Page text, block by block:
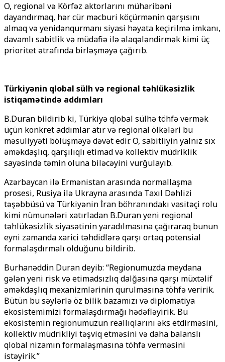
O, regional və Körfəz aktorlarını müharibəni
dayandırmaq, hər cür məcburi köçürmənin qarşısını
almaq və yenidənqurmanı siyasi həyata keçirilmə imkanı,
davamlı sabitlik və müdafiə ilə əlaqələndirmək kimi üç
prioritet ətrafında birləşməyə çağırıb.
Türkiyənin qlobal sülh və regional təhlükəsizlik
istiqamətində addımları
B.Duran bildirib ki, Türkiyə qlobal sülhə töhfə vermək
üçün konkret addımlar atır və regional ölkələri bu
məsuliyyəti bölüşməyə dəvət edir. O, sabitliyin yalnız sıx
əməkdaşlıq, qarşılıqlı etimad və kollektiv müdriklik
sayəsində təmin oluna biləcəyini vurğulayıb.
Azərbaycan ilə Ermənistan arasında normallaşma
prosesi, Rusiya ilə Ukrayna arasında Taxıl Dəhlizi
təşəbbüsü və Türkiyənin İran böhranındakı vasitəçi rolu
kimi nümunələri xatırladan B.Duran yeni regional
təhlükəsizlik siyasətinin yaradılmasına çağıraraq bunun
eyni zamanda xarici təhdidlərə qarşı ortaq potensial
formalaşdırmalı olduğunu bildirib.
Burhanəddin Duran deyib: “Regionumuzda meydana
gələn yeni risk və etimadsızlıq dalğasına qarşı müxtəlif
əməkdaşlıq mexanizmlərinin qurulmasına töhfə veririk.
Bütün bu səylərlə öz bilik bazamızı və diplomatiya
ekosistemimizi formalaşdırmağı hədəfləyirik. Bu
ekosistemin regionumuzun reallıqlarını əks etdirməsini,
kollektiv müdrikliyi təşviq etməsini və daha balanslı
qlobal nizamın formalaşmasına töhfə verməsini
istəyirik.”